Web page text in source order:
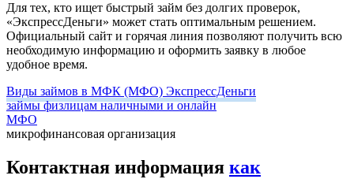
Для тех, кто ищет быстрый займ без долгих проверок,
«ЭкспрессДеньги» может стать оптимальным решением.
Официальный сайт и горячая линия позволяют получить всю
необходимую информацию и оформить заявку в любое
удобное время.
Виды займов в МФК (МФО) ЭкспрессДеньги
займы физлицам наличными и онлайн
МФО
микрофинансовая организация
Контактная информация как